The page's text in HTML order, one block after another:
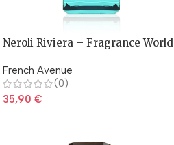
Neroli Riviera – Fragrance World
French Avenue
(0)
35,90 €